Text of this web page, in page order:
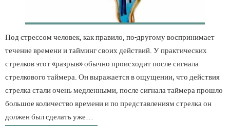
Под стрессом человек, как правило, по-другому воспринимает
течение времени и тайминг своих действий. У практических
стрелков этот «разрыв» обычно происходит после сигнала
стрелкового таймера. Он выражается в ощущении, что действия
стрелка стали очень медленными, после сигнала таймера прошло
большое количество времени и по представлениям стрелка он
должен был сделать уже…